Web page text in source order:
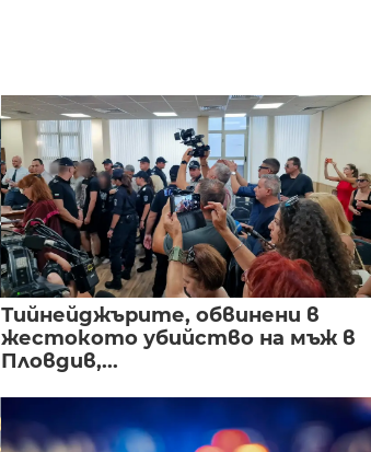
Тийнейджърите, обвинени в
жестокото убийство на мъж в
Пловдив,...